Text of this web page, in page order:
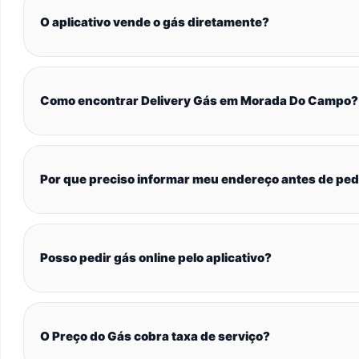
O aplicativo vende o gás diretamente?
Como encontrar Delivery Gás em Morada Do Campo?
Por que preciso informar meu endereço antes de
Posso pedir gás online pelo aplicativo?
O Preço do Gás cobra taxa de serviço?